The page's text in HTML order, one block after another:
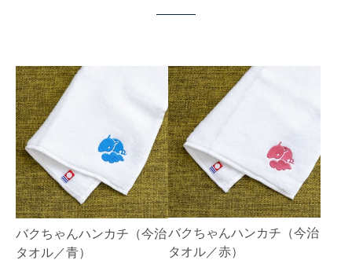
バクちゃんハンカチ（今治
タオル／青）
バクちゃんハンカチ（今治
タオル／赤）